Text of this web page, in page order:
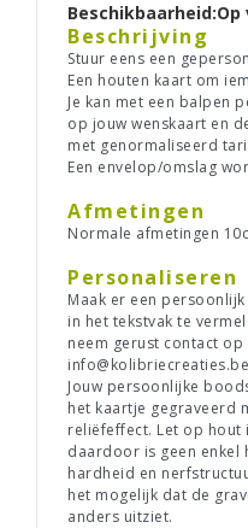
Beschikbaarheid:Op
Beschrijving
Stuur eens een
Een houten kaart om
Je kan met een balpen
op jouw wenskaart en
met genormaliseerd
Een envelop/omslag
Afmetingen
Normale afmetingen
Personaliseren
Maak er een
in het tekstvak te
neem gerust contact op
info@kolibriecreaties.be
Jouw persoonlijke
het kaartje gegraveerd
reliëfeffect. Let op hout
daardoor is geen enkel
hardheid en
het mogelijk dat de
anders uitziet.